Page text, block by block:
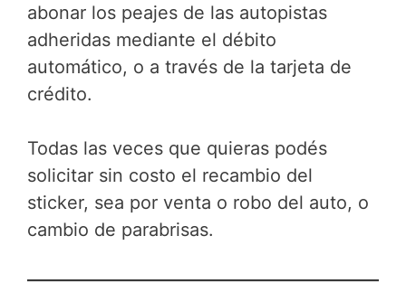
abonar los peajes de las autopistas
adheridas mediante el débito
automático, o a través de la tarjeta de
crédito.
Todas las veces que quieras podés
solicitar sin costo el recambio del
sticker, sea por venta o robo del auto, o
cambio de parabrisas.